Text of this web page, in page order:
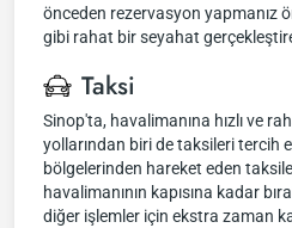
önceden rezervasyon yapmanız
gibi rahat bir seyahat
Taksi
Sinop'ta, havalimanına hızlı ve
yollarından biri de taksileri tercih
bölgelerinden hareket eden
havalimanının kapısına kadar
diğer işlemler için ekstra zaman